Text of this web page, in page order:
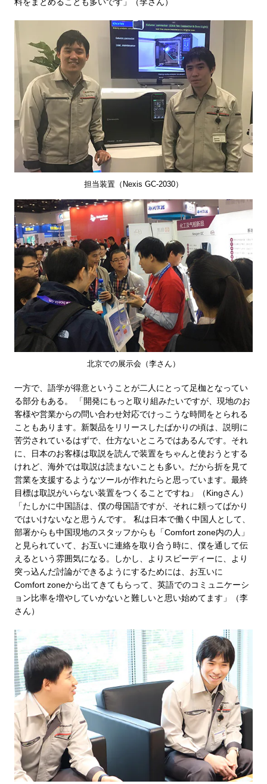
担当装置（Nexis GC-2030）
北京での展示会（李さん）
一方で、語学が得意ということが二人にとって足枷となってい
る部分もある。 「開発にもっと取り組みたいですが、現地のお
客様や営業からの問い合わせ対応でけっこうな時間をとられる
こともあります。新製品をリリースしたばかりの頃は、説明に
苦労されているはずで、仕方ないところではあるんです。それ
に、日本のお客様は取説を読んで装置をちゃんと使おうとする
けれど、海外では取説は読まないことも多い。だから折を見て
営業を支援するようなツールが作れたらと思っています。最終
目標は取説がいらない装置をつくることですね」（Kingさん）
「たしかに中国語は、僕の母国語ですが、それに頼ってばかり
ではいけないなと思うんです。 私は日本で働く中国人として、
部署からも中国現地のスタッフからも「Comfort zone内の人」
と見られていて、お互いに連絡を取り合う時に、僕を通して伝
えるという雰囲気になる。しかし、よりスピーディーに、より
突っ込んだ討論ができるようにするためには、お互いに
Comfort zoneから出てきてもらって、英語でのコミュニケーシ
ョン比率を増やしていかないと難しいと思い始めてます」（李
さん）